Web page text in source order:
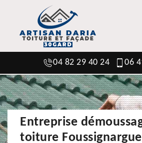
04 82 29 40 24 06
Entreprise
toiture